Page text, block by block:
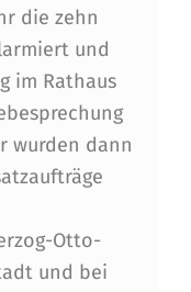
die zehn
und
im Rathaus
wurden dann
Otto-
und bei